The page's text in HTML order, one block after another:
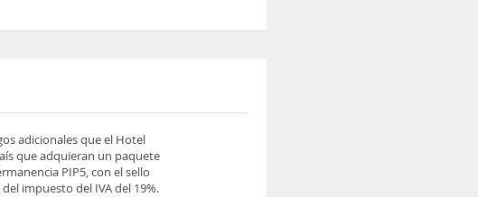
adicionales que el Hotel
que adquieran un paquete
PIP5, con el sello
impuesto del IVA del 19%.